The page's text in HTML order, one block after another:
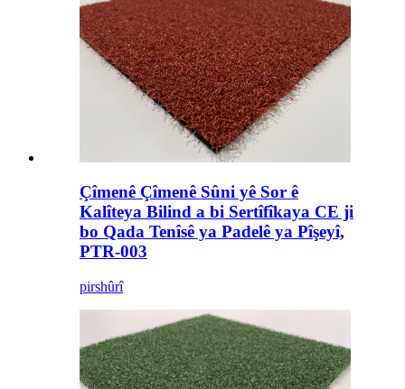
Çîmenê Çîmenê Sûni yê Sor ê
Kalîteya Bilind a bi Sertîfîkaya CE ji
bo Qada Tenîsê ya Padelê ya Pîşeyî,
PTR-003
pirshûrî